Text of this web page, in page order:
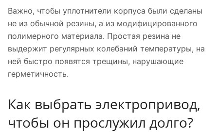
Важно, чтобы уплотнители корпуса были сделаны
не из обычной резины, а из модифицированного
полимерного материала. Простая резина не
выдержит регулярных колебаний температуры, на
ней быстро появятся трещины, нарушающие
герметичность.
Как выбрать электропривод,
чтобы он прослужил долго?